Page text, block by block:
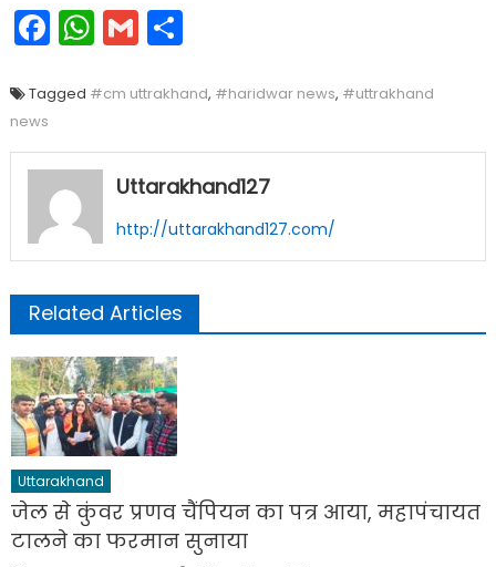
Facebook
WhatsApp
GmailShare
Tagged #cm uttrakhand, #haridwar news, #uttrakhand
news
Uttarakhand127
http://uttarakhand127.com/
Related Articles
Uttarakhand
जेल से कुंवर प्रणव चैंपियन का पत्र आया, महापंचायत
टालने का फरमान सुनाया